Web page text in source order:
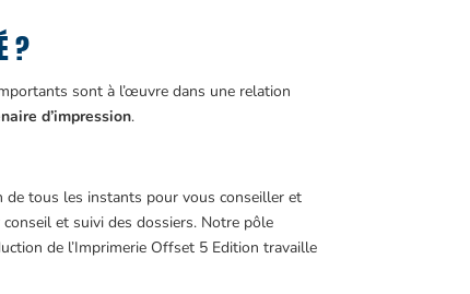
?
sont à l’œuvre dans une relation
d’impression.
de tous les instants pour vous conseiller et
et suivi des dossiers. Notre pôle
de l’Imprimerie Offset 5 Edition travaille